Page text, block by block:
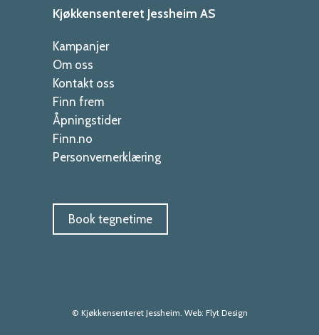
Kjøkkensenteret Jessheim AS
Kampanjer
Om oss
Kontakt oss
Finn frem
Åpningstider
Finn.no
Personvernerklæring
Book tegnetime
© Kjøkkensenteret Jessheim. Web: Flyt Design